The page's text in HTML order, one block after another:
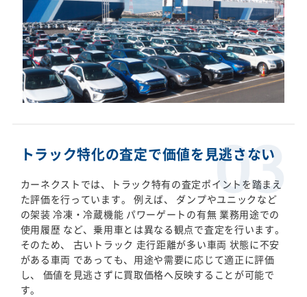
トラック特化の査定で価値を見逃さない
カーネクストでは、トラック特有の査定ポイントを踏まえ
た評価を行っています。 例えば、 ダンプやユニックなど
の架装 冷凍・冷蔵機能 パワーゲートの有無 業務用途での
使用履歴 など、乗用車とは異なる観点で査定を行います。
そのため、 古いトラック 走行距離が多い車両 状態に不安
がある車両 であっても、用途や需要に応じて適正に評価
し、 価値を見逃さずに買取価格へ反映することが可能で
す。